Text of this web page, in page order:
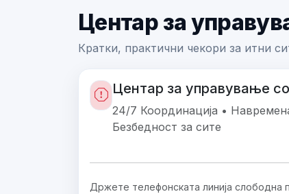
Центар за
Кратки, практични чекори за итни
Центар за управување
24/7 Координација •
Безбедност за сите
Држете телефонската линија слободна